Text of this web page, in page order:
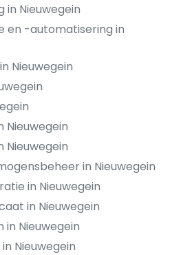
in Nieuwegein
en -automatisering in
Nieuwegein
Nieuwegein
Nieuwegein
in Nieuwegein
in Nieuwegein
in Nieuwegein
in Nieuwegein
Nieuwegein